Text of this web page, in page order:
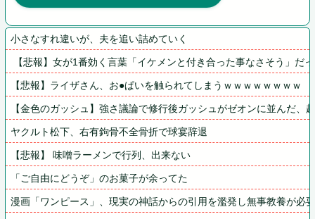
小さなすれ違いが、夫を追い詰めていく
【悲報】女が1番効く言葉「イケメンと付き合った事なさそう」だ
【悲報】ライザさん、お●ぱいを触られてしまうｗｗｗｗｗｗｗｗ
【金色のガッシュ】強さ議論で修行後ガッシュがゼオンに並んだ、
ヤクルト松下、右有鉤骨不全骨折で球宴辞退
【悲報】 味噌ラーメンで行列、出来ない
「ご自由にどうぞ」のお菓子が余ってた
漫画「ワンピース」、現実の神話からの引用を濫発し無事教養が必